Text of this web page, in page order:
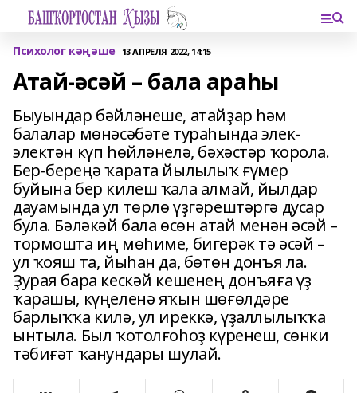
Психолог кәңәше 13 АПРЕЛЯ 2022, 14:15
Атай-әсәй – бала араһы
Быуындар бәйләнеше, атайҙар һәм
балалар мөнәсәбәте тураһында элек-
электән күп һөйләнелә, бәхәстәр ҡорола.
Бер-береңә ҡарата йылылыҡ ғүмер
буйына бер килеш ҡала алмай, йылдар
дауамында ул төрлө үҙгәрештәргә дусар
була. Бәләкәй бала өсөн атай менән әсәй –
тормошта иң мөһиме, бигерәк тә әсәй –
ул ҡояш та, йыһан да, бөтөн донъя ла.
Ҙурая бара кескәй кешенең донъяға үҙ
ҡарашы, күңеленә яҡын шөғөлдәре
барлыҡҡа килә, ул иреккә, үҙаллылыҡҡа
ынтыла. Был ҡотолғоһоҙ күренеш, сөнки
тәбиғәт ҡанундары шулай.